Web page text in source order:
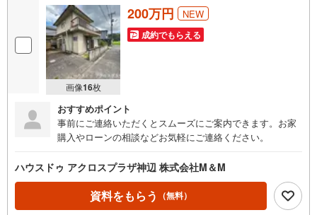
画像16枚
200万円 NEW
成約でもらえる
おすすめポイント
事前にご連絡いただくとスムーズにご案内できます。お家
購入やローンの相談などお気軽にご連絡ください。
ハウスドゥ アクロスプラザ神辺 株式会社M＆M
資料をもらう （無料）